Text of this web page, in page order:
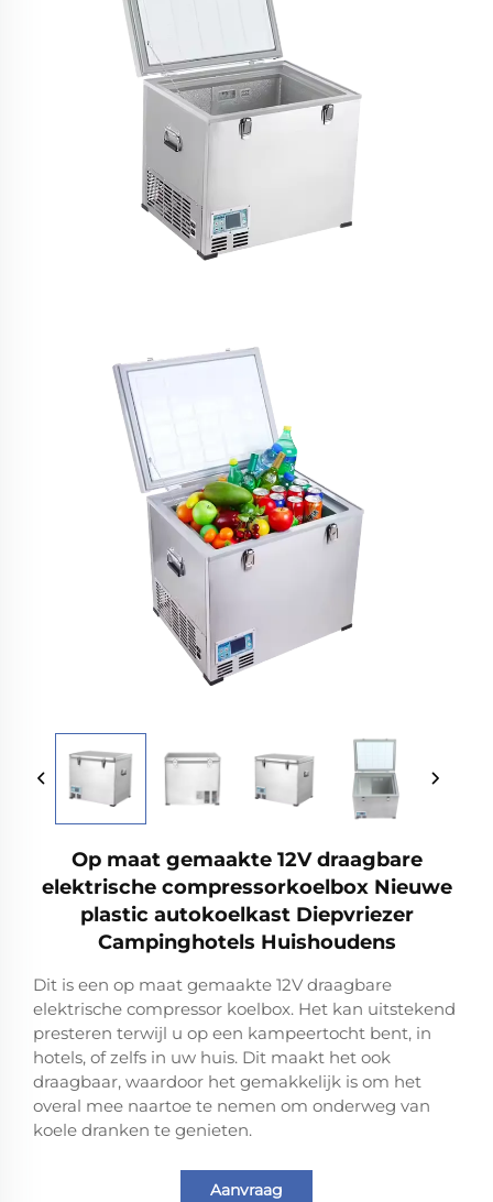
Op maat gemaakte 12V draagbare
elektrische compressorkoelbox Nieuwe
plastic autokoelkast Diepvriezer
Campinghotels Huishoudens
Dit is een op maat gemaakte 12V draagbare
elektrische compressor koelbox. Het kan uitstekend
presteren terwijl u op een kampeertocht bent, in
hotels, of zelfs in uw huis. Dit maakt het ook
draagbaar, waardoor het gemakkelijk is om het
overal mee naartoe te nemen om onderweg van
koele dranken te genieten.
Aanvraag